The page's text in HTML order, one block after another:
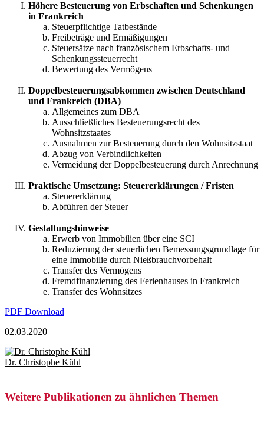
Höhere Besteuerung von Erbschaften und Schenkungen
in Frankreich
Steuerpflichtige Tatbestände
Freibeträge und Ermäßigungen
Steuersätze nach französischem Erbschafts- und
Schenkungssteuerrecht
Bewertung des Vermögens
Doppelbesteuerungsabkommen zwischen Deutschland
und Frankreich (DBA)
Allgemeines zum DBA
Ausschließliches Besteuerungsrecht des
Wohnsitzstaates
Ausnahmen zur Besteuerung durch den Wohnsitzstaat
Abzug von Verbindlichkeiten
Vermeidung der Doppelbesteuerung durch Anrechnung
Praktische Umsetzung: Steuererklärungen / Fristen
Steuererklärung
Abführen der Steuer
Gestaltungshinweise
Erwerb von Immobilien über eine SCI
Reduzierung der steuerlichen Bemessungsgrundlage für
eine Immobilie durch Nießbrauchvorbehalt
Transfer des Vermögens
Fremdfinanzierung des Ferienhauses in Frankreich
Transfer des Wohnsitzes
PDF Download
02.03.2020
Dr. Christophe Kühl
Weitere Publikationen zu ähnlichen Themen